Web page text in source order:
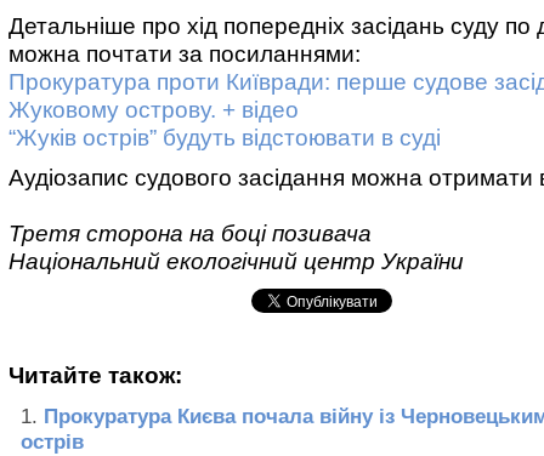
Детальніше про хід попередніх засідань суду по
можна почтати за посиланнями:
Прокуратура проти Київради: перше судове
Жуковому острову. + відео
“Жуків острів” будуть відстоювати в суді
Аудіозапис судового засідання можна
Третя сторона на боці позивача
Національний екологічний центр України
Читайте також:
Прокуратура Києва почала війну із
острів